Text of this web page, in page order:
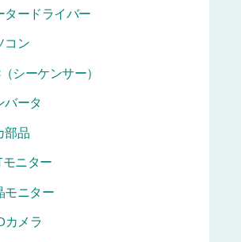
タードライバー
コン
シーケンサー）
バータ
部品
モニター
モニター
カメラ